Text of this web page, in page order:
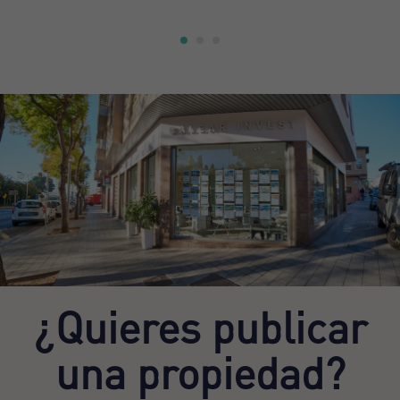
¿Quieres publicar
una propiedad?